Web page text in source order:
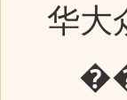
华大
��